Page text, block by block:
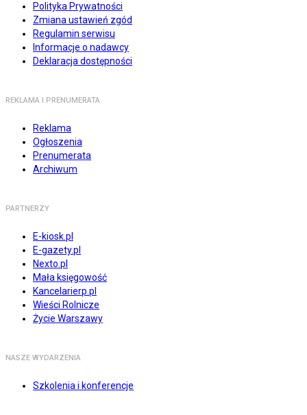
Polityka Prywatności
Zmiana ustawień zgód
Regulamin serwisu
Informacje o nadawcy
Deklaracja dostępności
REKLAMA I PRENUMERATA
Reklama
Ogłoszenia
Prenumerata
Archiwum
PARTNERZY
E-kiosk.pl
E-gazety.pl
Nexto.pl
Mała księgowość
Kancelarierp.pl
Wieści Rolnicze
Życie Warszawy
NASZE WYDARZENIA
Szkolenia i konferencje